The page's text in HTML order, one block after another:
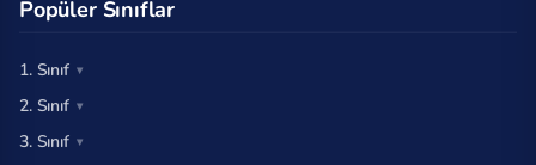
Popüler Sınıflar
1. Sınıf
2. Sınıf
3. Sınıf